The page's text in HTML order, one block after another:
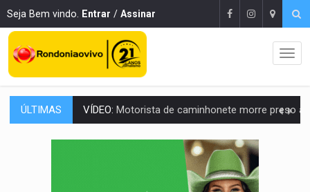
Seja Bem vindo. Entrar / Assinar
ÚLTIMAS LAZER:Seis lugares gratuitos para aproveitar o fim de semana
VÍDEO:FTICCO e Força Tática prendem membro do CV com arma e drogas
Prefeitura fortalece parceria com a APAE para ampliar ações